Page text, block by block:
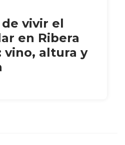
vivir el
en Ribera
vino, altura y